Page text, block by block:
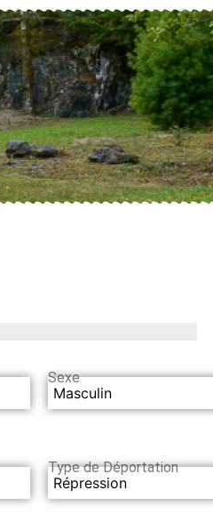
Sexe
Masculin
Type de Déportation
Répression